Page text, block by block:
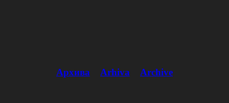
Архива Arhiva Archive